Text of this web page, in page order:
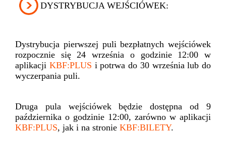
DYSTRYBUCJA WEJŚCIÓWEK:
Dystrybucja pierwszej puli bezpłatnych wejściówek
rozpocznie się 24 września o godzinie 12:00 w
aplikacji KBF:PLUS i potrwa do 30 września lub do
wyczerpania puli.
Druga pula wejściówek będzie dostępna od 9
października o godzinie 12:00, zarówno w aplikacji
KBF:PLUS, jak i na stronie KBF:BILETY.